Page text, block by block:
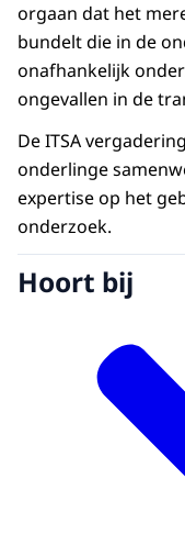
orgaan dat het
bundelt die in de
onafhankelijk
ongevallen in de
De ITSA
onderlinge
expertise op het
onderzoek.
Hoort bij